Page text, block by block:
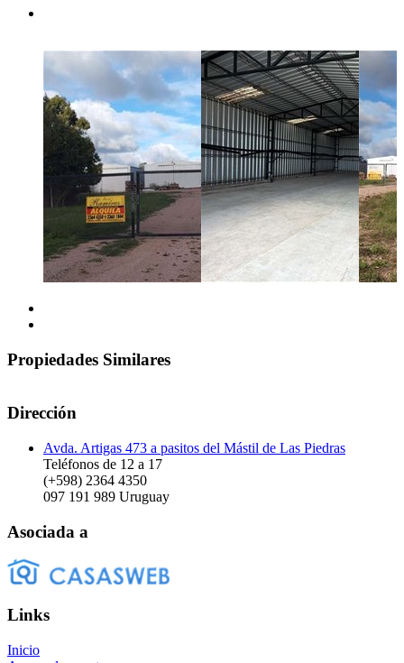
Propiedades Similares
Dirección
Avda. Artigas 473 a pasitos del Mástil de Las Piedras
Teléfonos de 12 a 17
(+598) 2364 4350
097 191 989 Uruguay
Asociada a
Links
Inicio